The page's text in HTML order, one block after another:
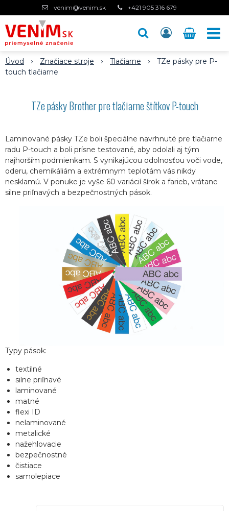
venim@venim.sk +421 905 316 679
Úvod Značiace stroje Tlačiarne
TZe pásky pre P-
touch tlačiarne
TZe pásky Brother pre tlačiarne štítkov P-touch
Laminované pásky TZe boli špeciálne navrhnuté pre tlačiarne
radu P-touch a boli prísne testované, aby odolali aj tým
najhorším podmienkam. S vynikajúcou odolnosťou voči vode,
oderu, chemikáliám a extrémnym teplotám vás nikdy
nesklamú. V ponuke je vyše 60 variácií šírok a farieb, vrátane
silne priľnavých a bezpečnostných pások.
Typy pások:
textilné
silne priľnavé
laminované
matné
flexi ID
nelaminované
metalické
nažehlovacie
bezpečnostné
čistiace
samolepiace